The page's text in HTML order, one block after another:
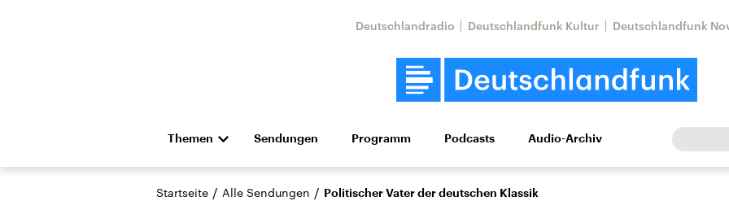
Deutschlandradio Deutschlandfunk Kultur Deutschlandfunk
Themen
Die Nachrichten Politik Wirtschaft Wissen Kultur Europa
Hörspiel und Feature Musik
Sendungen Programm Podcasts Audio-Archiv
Startseite / Alle Sendungen / Politischer Vater der deutschen Klassik